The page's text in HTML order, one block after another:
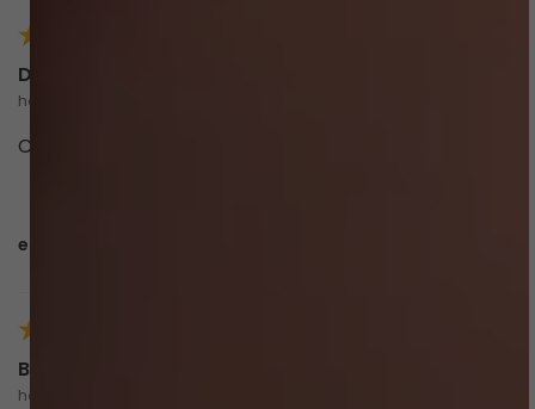
Domitilla
há 9 meses
Chegou rápido, e é perfeito
esta avaliação foi útil?
Bianca
há 10 meses